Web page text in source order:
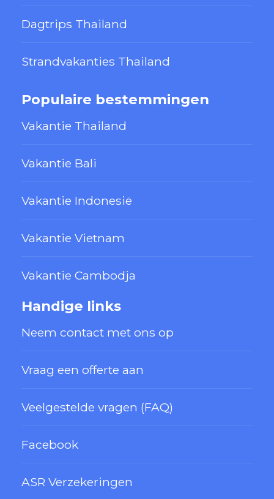
Dagtrips Thailand
Strandvakanties Thailand
Populaire bestemmingen
Vakantie Thailand
Vakantie Bali
Vakantie Indonesië
Vakantie Vietnam
Vakantie Cambodja
Handige links
Neem contact met ons op
Vraag een offerte aan
Veelgestelde vragen (FAQ)
Facebook
ASR Verzekeringen